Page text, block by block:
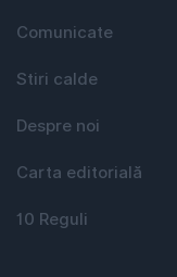
Comunicate
Stiri calde
Despre noi
Carta editorială
10 Reguli